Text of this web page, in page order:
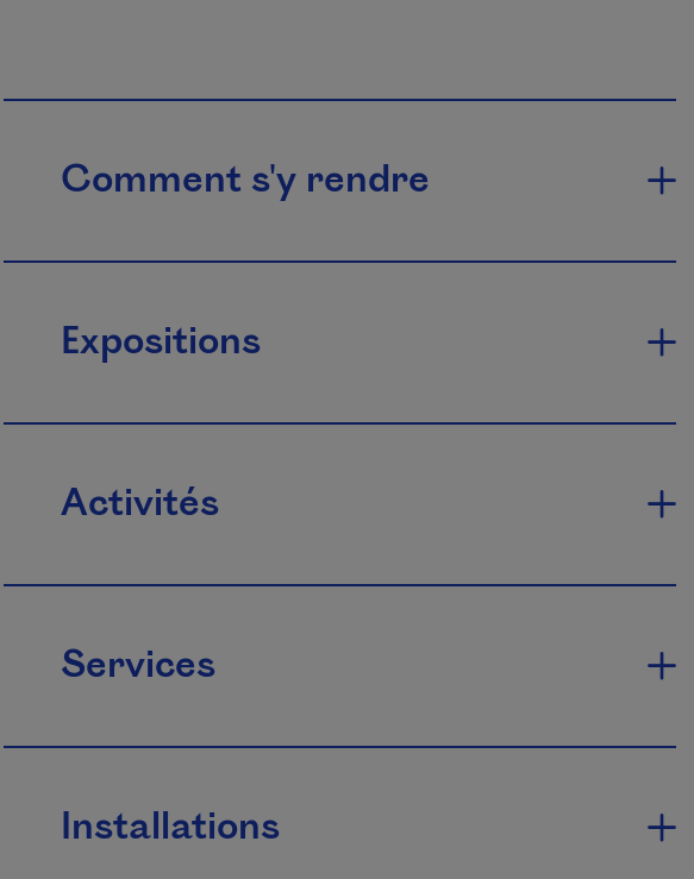
Comment s'y rendre
Expositions
Activités
Services
Installations